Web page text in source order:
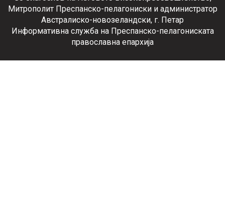
Митрополит Преспанско-пелагониски и администратор
Австралиско-новозеландски, г. Петар
Информативна служба на Преспанско-пелагониската
православна епархија